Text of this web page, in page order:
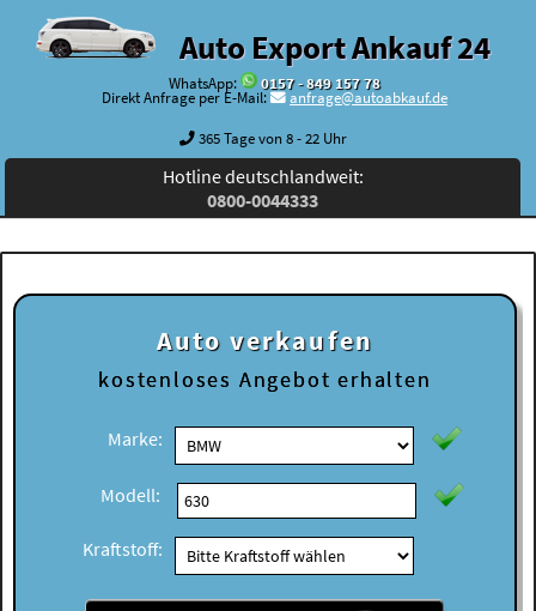
Auto Export Ankauf 24
WhatsApp:
0157 - 849 157 78
Direkt Anfrage per E-Mail:
anfrage@autoabkauf.de
365 Tage von 8 - 22 Uhr
Hotline deutschlandweit:
0800-0044333
Auto verkaufen
kostenloses Angebot erhalten
Marke:
Modell:
Kraftstoff: